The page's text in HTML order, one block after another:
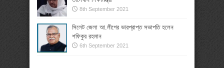
8th September 2021
সিলেট জেলা আ.লীগের ভারপ্রাপ্ত সভাপতি হলেন
শফিকুর রহমান
6th September 2021